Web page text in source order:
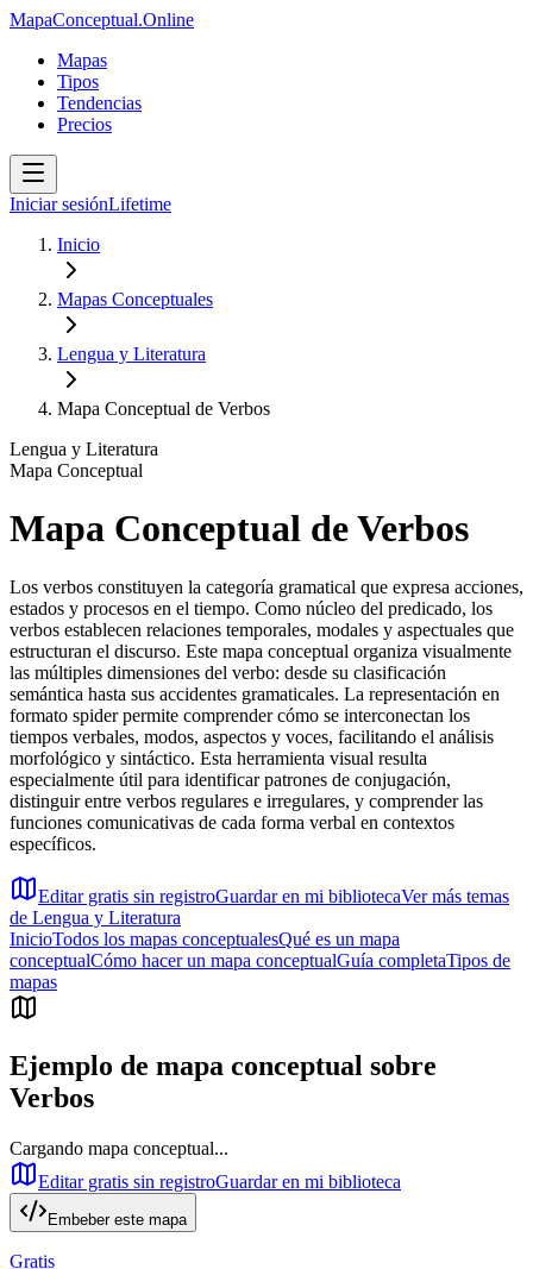
MapaConceptual.Online
Mapas
Tipos
Tendencias
Precios
Iniciar sesiónLifetime
Inicio
Mapas Conceptuales
Lengua y Literatura
Mapa Conceptual de Verbos
Lengua y Literatura
Mapa Conceptual
Mapa Conceptual de Verbos
Los verbos constituyen la categoría gramatical que expresa acciones,
estados y procesos en el tiempo. Como núcleo del predicado, los
verbos establecen relaciones temporales, modales y aspectuales que
estructuran el discurso. Este mapa conceptual organiza visualmente
las múltiples dimensiones del verbo: desde su clasificación
semántica hasta sus accidentes gramaticales. La representación en
formato spider permite comprender cómo se interconectan los
tiempos verbales, modos, aspectos y voces, facilitando el análisis
morfológico y sintáctico. Esta herramienta visual resulta
especialmente útil para identificar patrones de conjugación,
distinguir entre verbos regulares e irregulares, y comprender las
funciones comunicativas de cada forma verbal en contextos
específicos.
Editar gratis sin registroGuardar en mi bibliotecaVer más temas
de Lengua y Literatura
InicioTodos los mapas conceptualesQué es un mapa
conceptualCómo hacer un mapa conceptualGuía completaTipos de
mapas
Ejemplo de mapa conceptual sobre
Verbos
Cargando mapa conceptual...
Editar gratis sin registroGuardar en mi biblioteca
Embeber este mapa
Gratis